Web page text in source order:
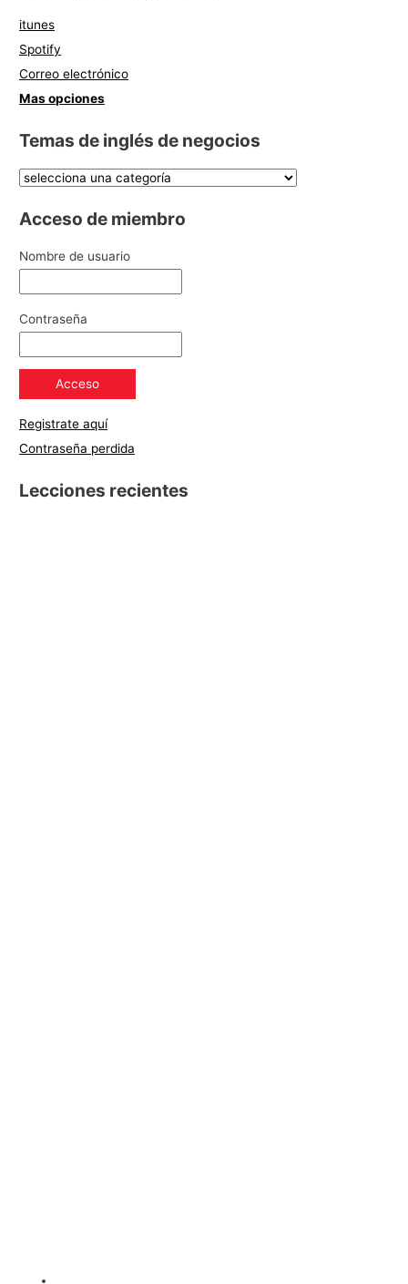
itunes
Spotify
Correo electrónico
Mas opciones
Temas de inglés de negocios
Acceso de miembro
Nombre de usuario
Contraseña
Registrate aquí
Contraseña perdida
Lecciones recientes